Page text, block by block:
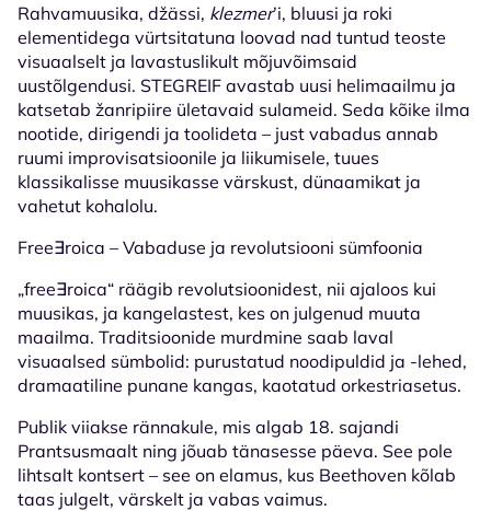
Rahvamuusika, džässi, klezmer’i, bluusi ja roki
elementidega vürtsitatuna loovad nad tuntud teoste
visuaalselt ja lavastuslikult mõjuvõimsaid
uustõlgendusi. STEGREIF avastab uusi helimaailmu ja
katsetab žanripiire ületavaid sulameid. Seda kõike ilma
nootide, dirigendi ja toolideta – just vabadus annab
ruumi improvisatsioonile ja liikumisele, tuues
klassikalisse muusikasse värskust, dünaamikat ja
vahetut kohalolu.
Free∃roica – Vabaduse ja revolutsiooni sümfoonia
„free∃roica“ räägib revolutsioonidest, nii ajaloos kui
muusikas, ja kangelastest, kes on julgenud muuta
maailma. Traditsioonide murdmine saab laval
visuaalsed sümbolid: purustatud noodipuldid ja -lehed,
dramaatiline punane kangas, kaotatud orkestriasetus.
Publik viiakse rännakule, mis algab 18. sajandi
Prantsusmaalt ning jõuab tänasesse päeva. See pole
lihtsalt kontsert – see on elamus, kus Beethoven kõlab
taas julgelt, värskelt ja vabas vaimus.